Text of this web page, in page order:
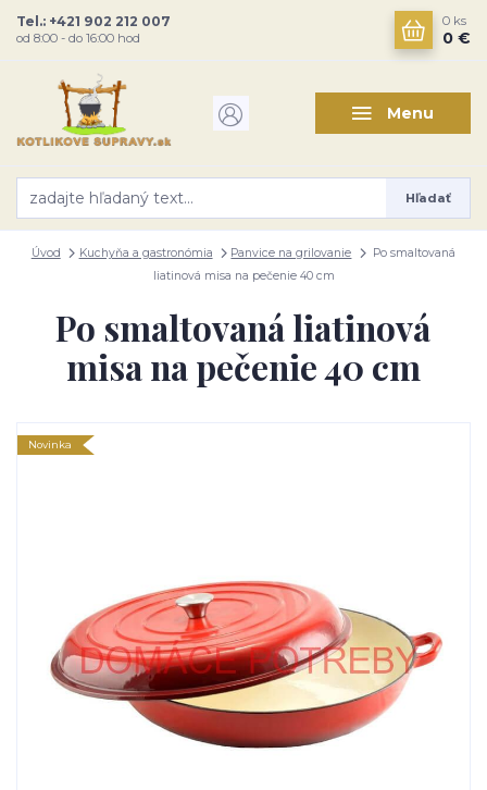
Menu
Hľadať
Tel.: +421 902 212 007
od 8:00 - do 16:00 hod
0 ks
0 €
Úvod Kuchyňa a gastronómia Panvice na grilovanie
Po smaltovaná
liatinová misa na pečenie 40 cm
Po smaltovaná liatinová
misa na pečenie 40 cm
Novinka